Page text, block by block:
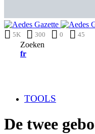
5K 300 0 45
Zoeken
fr
TOOLS
De twee